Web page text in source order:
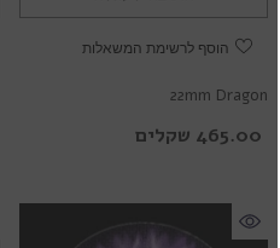
הוסף לרשימת המשאלות
22mm Dragon
465.00 שקלים